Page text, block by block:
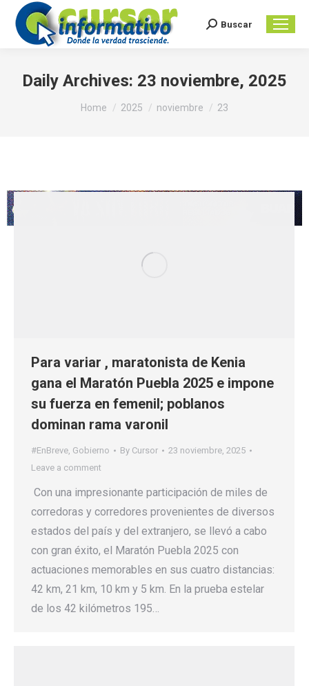
Search:
Buscar
Daily Archives: 23 noviembre, 2025
You are here:
Home 2025 noviembre 23
Para variar , maratonista de Kenia
gana el Maratón Puebla 2025 e impone
su fuerza en femenil; poblanos
dominan rama varonil
#EnBreve, Gobierno By Cursor
23 noviembre, 2025
Leave a comment
Con una impresionante participación de miles de
corredoras y corredores provenientes de diversos
estados del país y del extranjero, se llevó a cabo
con gran éxito, el Maratón Puebla 2025 con
actuaciones memorables en sus cuatro distancias:
42 km, 21 km, 10 km y 5 km. En la prueba estelar
de los 42 kilómetros 195…